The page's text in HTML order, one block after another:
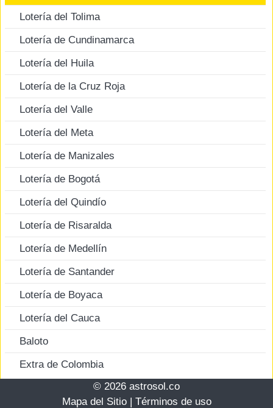
Lotería del Tolima
Lotería de Cundinamarca
Lotería del Huila
Lotería de la Cruz Roja
Lotería del Valle
Lotería del Meta
Lotería de Manizales
Lotería de Bogotá
Lotería del Quindío
Lotería de Risaralda
Lotería de Medellín
Lotería de Santander
Lotería de Boyaca
Lotería del Cauca
Baloto
Extra de Colombia
© 2026 astrosol.co
Mapa del Sitio| Términos de uso